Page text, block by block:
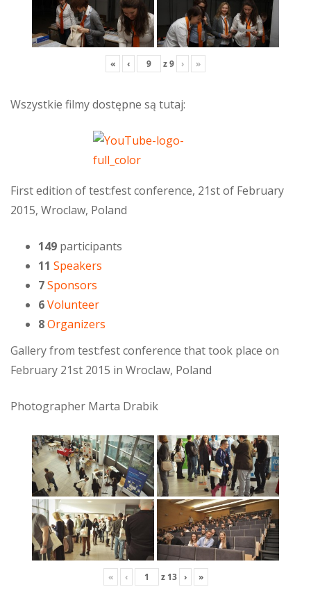
« ‹ z9 › »
Wszystkie filmy dostępne są tutaj:
First edition of test:fest conference, 21st of February
2015, Wroclaw, Poland
149 participants
11 Speakers
7Sponsors
6Volunteer
8Organizers
Gallery from test:fest conference that took place on
February 21st 2015 in Wroclaw, Poland
Photographer Marta Drabik
« ‹ z 13 › »